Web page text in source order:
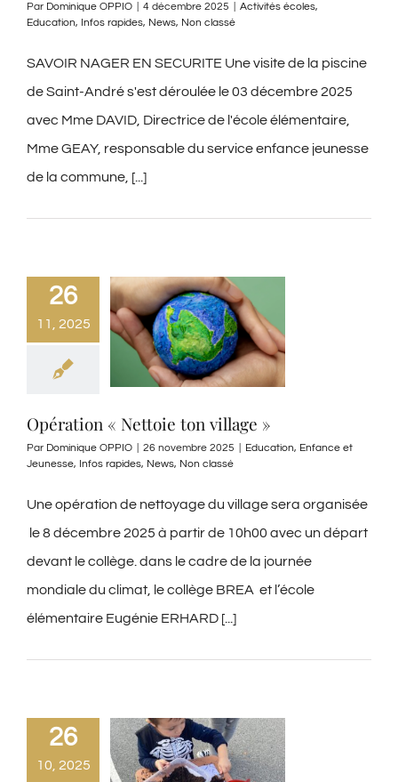
Par Dominique OPPIO 4 décembre 2025 Activités écoles,
Education, Infos rapides, News, Non classé
SAVOIR NAGER EN SECURITE Une visite de la piscine
de Saint-André s'est déroulée le 03 décembre 2025
avec Mme DAVID, Directrice de l'école élémentaire,
Mme GEAY, responsable du service enfance jeunesse
de la commune, [...]
26
11, 2025
Opération « Nettoie ton village »
Par Dominique OPPIO 26 novembre 2025 Education, Enfance et
Jeunesse, Infos rapides, News, Non classé
Une opération de nettoyage du village sera organisée
le 8 décembre 2025 à partir de 10h00 avec un départ
devant le collège. dans le cadre de la journée
mondiale du climat, le collège BREA et l’école
élémentaire Eugénie ERHARD [...]
26
10, 2025